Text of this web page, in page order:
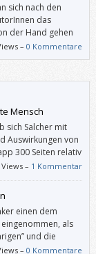
sich nach den
das
der Hand gehen
Fall.
–0 Kommentare
Mensch
sich Salcher mit
Auswirkungen von
300 Seiten relativ
gleich
nicht doch ein
und
Tonfall und mit
Views – 1 Kommentar
einen dem
als
und die
–0 Kommentare